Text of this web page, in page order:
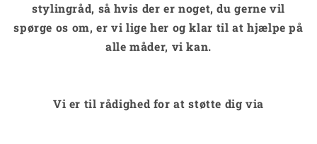
stylingråd, så hvis der er noget, du gerne vil
spørge os om, er vi lige her og klar til at hjælpe på
alle måder, vi kan.
Vi er til rådighed for at støtte dig via